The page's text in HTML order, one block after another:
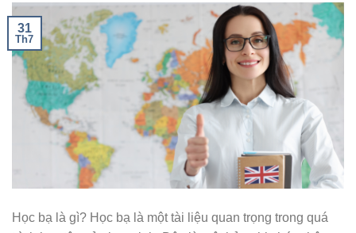
31
Th7
Học bạ là gì? Học bạ là một tài liệu quan trọng trong quá